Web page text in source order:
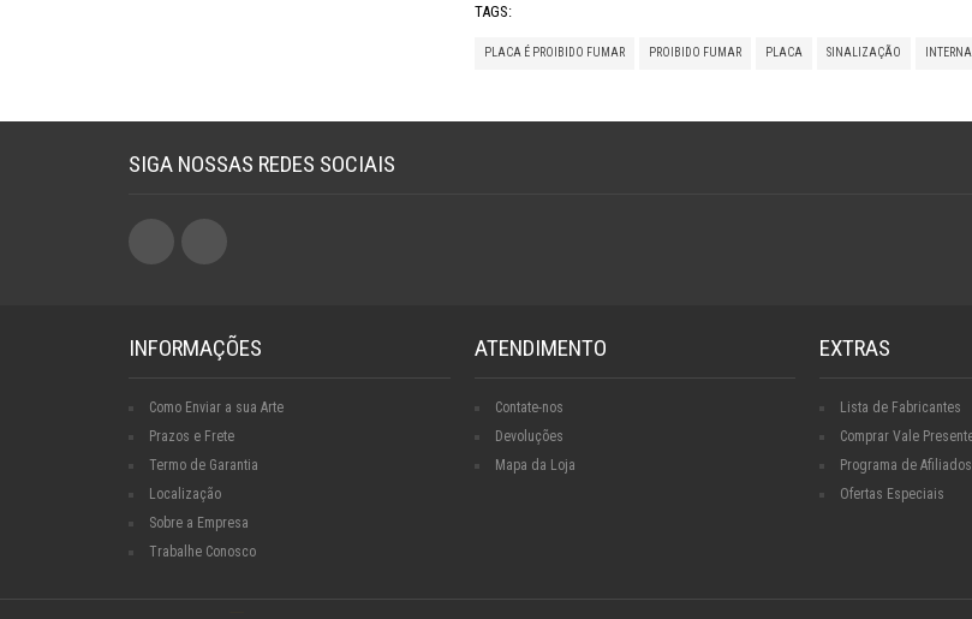
TAGS:
PLACA É PROIBIDO FUMAR PROIBIDO FUMAR PLACA SINALIZAÇÃO INTERNA
SIGA NOSSAS REDES SOCIAIS
INFORMAÇÕES
Como Enviar a sua Arte
Prazos e Frete
Termo de Garantia
Localização
Sobre a Empresa
Trabalhe Conosco
ATENDIMENTO
Contate-nos
Devoluções
Mapa da Loja
EXTRAS
Lista de Fabricantes
Comprar Vale
Programa de Afiliados
Ofertas Especiais